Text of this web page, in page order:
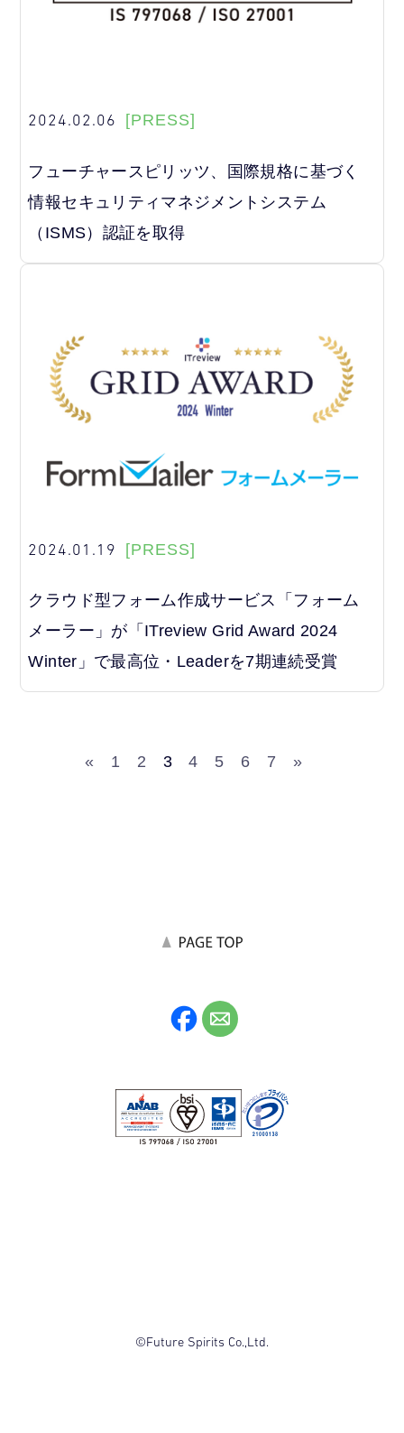
2024.02.06 [PRESS]
フューチャースピリッツ、国際規格に基づく
情報セキュリティマネジメントシステム
（ISMS）認証を取得
2024.01.19 [PRESS]
クラウド型フォーム作成サービス「フォーム
メーラー」が「ITreview Grid Award 2024
Winter」で最高位・Leaderを7期連続受賞
« 1 2 3 4 5 6 7 »
©Future Spirits Co.,Ltd.